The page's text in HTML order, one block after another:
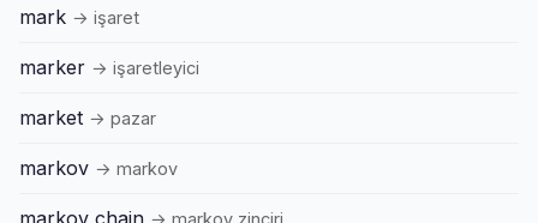
mark → işaret
marker → işaretleyici
market → pazar
markov → markov
markov chain → markov zinciri